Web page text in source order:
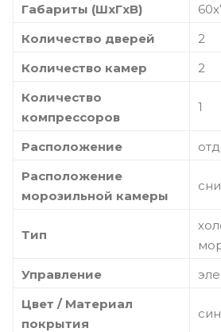
Габариты (ШxГxВ)
Количество дверей
2
Количество камер
2
Количество
компрессоров
1
Расположение
Расположение
морозильной камеры
Тип
Управление
Цвет / Материал
покрытия